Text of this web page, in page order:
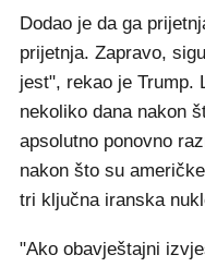
Dodao je da ga
prijetnja. Zapravo,
jest", rekao je Trump.
nekoliko dana nakon
apsolutno ponovno
nakon što su
tri ključna iranska
"Ako obavještajni